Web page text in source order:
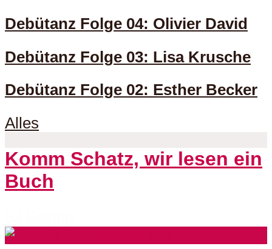
Debütanz Folge 04: Olivier David
Debütanz Folge 03: Lisa Krusche
Debütanz Folge 02: Esther Becker
Alles
Komm Schatz, wir lesen ein
Buch